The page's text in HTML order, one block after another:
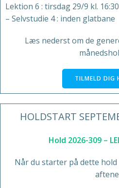
Lektion 6 : tirsdag 29/9 kl.
– Selvstudie 4 : inden glatbane
Læs nederst om de
TILMELD DIG
HOLDSTART
Hold 2026-309 –
Når du starter på dette